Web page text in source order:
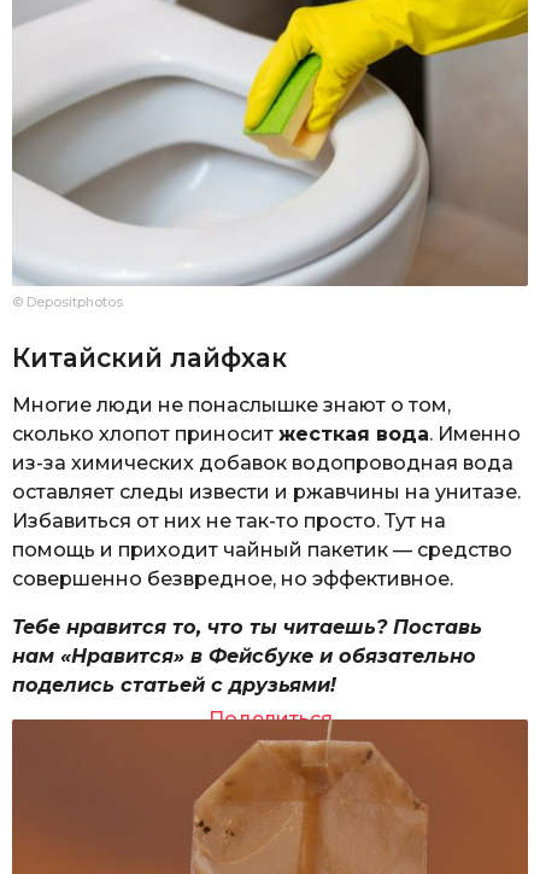
© Depositphotos
Китайский лайфхак
Многие люди не понаслышке знают о том,
сколько хлопот приносит жесткая вода. Именно
из-за химических добавок водопроводная вода
оставляет следы извести и ржавчины на унитазе.
Избавиться от них не так-то просто. Тут на
помощь и приходит чайный пакетик — средство
совершенно безвредное, но эффективное.
Тебе нравится то, что ты читаешь? Поставь
нам «Нравится» в Фейсбуке и обязательно
поделись статьей с друзьями!
Поделиться